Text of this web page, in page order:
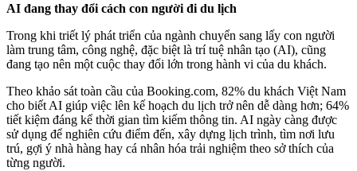
AI đang thay đổi cách con người đi du lịch
Trong khi triết lý phát triển của ngành chuyển sang lấy con người
làm trung tâm, công nghệ, đặc biệt là trí tuệ nhân tạo (AI), cũng
đang tạo nên một cuộc thay đổi lớn trong hành vi của du khách.
Theo khảo sát toàn cầu của Booking.com, 82% du khách Việt Nam
cho biết AI giúp việc lên kế hoạch du lịch trở nên dễ dàng hơn; 64%
tiết kiệm đáng kể thời gian tìm kiếm thông tin. AI ngày càng được
sử dụng để nghiên cứu điểm đến, xây dựng lịch trình, tìm nơi lưu
trú, gợi ý nhà hàng hay cá nhân hóa trải nghiệm theo sở thích của
từng người.